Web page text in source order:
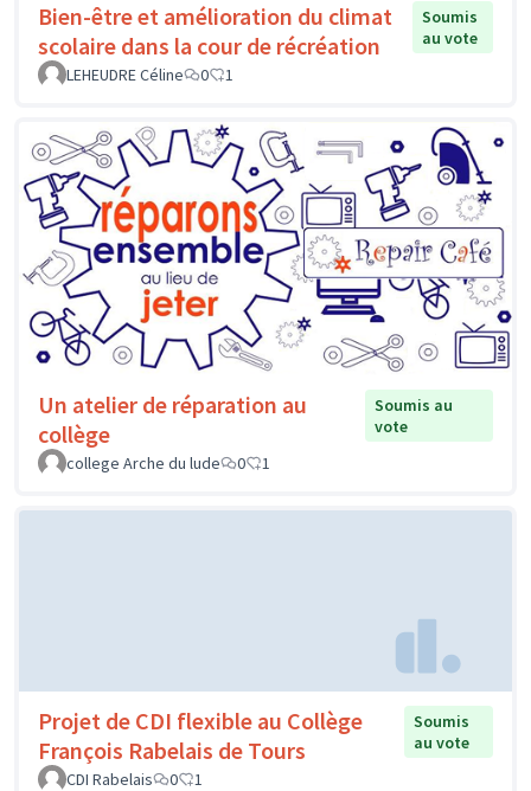
Bien-être et amélioration du climat
scolaire dans la cour de récréation
Soumis
au vote
LEHEUDRE Céline
0 1
Un atelier de réparation au
collège
Soumis au
vote
college Arche du lude
0 1
Projet de CDI flexible au Collège
François Rabelais de Tours
Soumis
au vote
CDI Rabelais
0 1